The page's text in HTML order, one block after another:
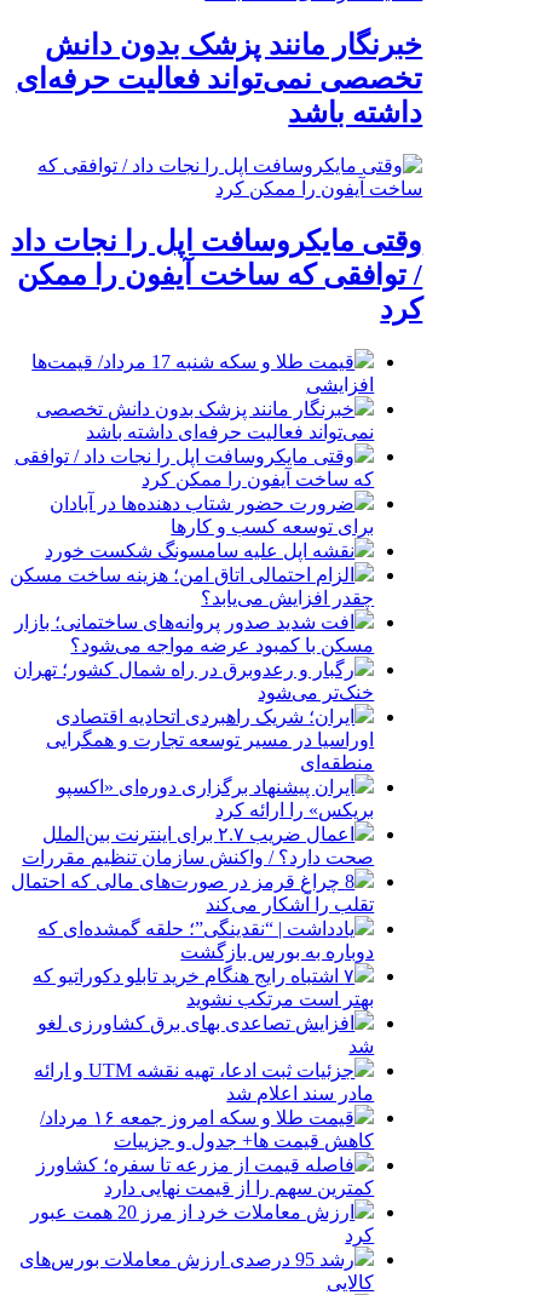
خبرنگار مانند پزشک بدون دانش
تخصصی نمی‌تواند فعالیت حرفه‌ای
داشته باشد
وقتی مایکروسافت اپل را نجات داد
/ توافقی که ساخت آیفون را ممکن
کرد
قیمت طلا و سکه شنبه 17 مرداد/ قیمت‌ها
افزایشی
خبرنگار مانند پزشک بدون دانش تخصصی
نمی‌تواند فعالیت حرفه‌ای داشته باشد
وقتی مایکروسافت اپل را نجات داد / توافقی
که ساخت آیفون را ممکن کرد
ضرورت حضور شتاب ‌دهنده‌ها در آبادان
برای توسعه کسب‌ و کارها
نقشه اپل علیه سامسونگ شکست خورد
الزام احتمالی اتاق امن؛ هزینه ساخت مسکن
چقدر افزایش می‌یابد؟
افت شدید صدور پروانه‌های ساختمانی؛ بازار
مسکن با کمبود عرضه مواجه می‌شود؟
رگبار و رعدوبرق در راه شمال کشور؛ تهران
خنک‌تر می‌شود
ایران؛ شریک راهبردی اتحادیه اقتصادی
اوراسیا در مسیر توسعه تجارت و همگرایی
منطقه‌ای
ایران پیشنهاد برگزاری دوره‌ای «اکسپو
بریکس» را ارائه کرد
اعمال ضریب ۲.۷ برای اینترنت بین‌الملل
صحت دارد؟ / واکنش سازمان تنظیم مقررات
8 چراغ قرمز در صورت‌های مالی که احتمال
تقلب را آشکار می‌کند
یادداشت | “نقدینگی”؛ حلقه گمشده‌ای که
دوباره به بورس بازگشت
۷ اشتباه رایج هنگام خرید تابلو دکوراتیو که
بهتر است مرتکب نشوید
افزایش تصاعدی بهای برق کشاورزی لغو
شد
جزئیات ثبت ادعا، تهیه نقشه UTM و ارائه
مادر سند اعلام شد
قیمت طلا و سکه امروز جمعه ۱۶ مرداد/
کاهش قیمت ها+ جدول و جزییات
فاصله قیمت از مزرعه تا سفره؛ کشاورز
کمترین سهم را از قیمت نهایی دارد
ارزش معاملات خرد از مرز 20 همت عبور
کرد
رشد 95 درصدی ارزش معاملات بورس‌های
کالایی